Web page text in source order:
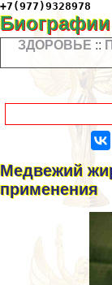
+7(977)9328978
ЗДОРОВЬЕ ::
Медвежий
применения